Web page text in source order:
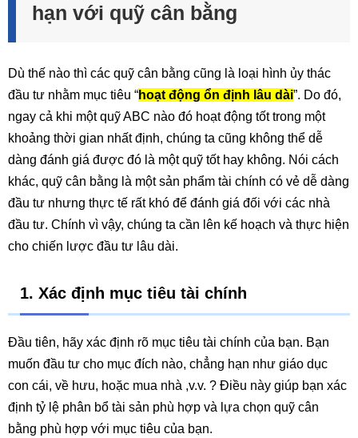
hạn với quỹ cân bằng
Dù thế nào thì các quỹ cân bằng cũng là loại hình ủy thác
đầu tư nhằm mục tiêu “hoạt động ổn định lâu dài”. Do đó,
ngay cả khi một quỹ ABC nào đó hoạt động tốt trong một
khoảng thời gian nhất định, chúng ta cũng không thể dễ
dàng đánh giá được đó là một quỹ tốt hay không. Nói cách
khác, quỹ cân bằng là một sản phẩm tài chính có vẻ dễ dàng
đầu tư nhưng thực tế rất khó để đánh giá đối với các nhà
đầu tư. Chính vì vậy, chúng ta cần lên kế hoạch và thực hiện
cho chiến lược đầu tư lâu dài.
1. Xác định mục tiêu tài chính
Đầu tiên, hãy xác định rõ mục tiêu tài chính của bạn. Bạn
muốn đầu tư cho mục đích nào, chẳng hạn như giáo dục
con cái, về hưu, hoặc mua nhà ,v.v. ? Điều này giúp bạn xác
định tỷ lệ phân bổ tài sản phù hợp và lựa chọn quỹ cân
bằng phù hợp với mục tiêu của bạn.